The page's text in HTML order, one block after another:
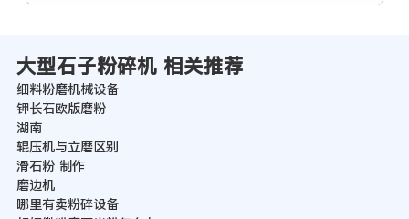
大型石子粉碎机 相关推荐
细料粉磨机械设备
钾长石欧版磨粉
湖南
辊压机与立磨区别
滑石粉 制作
磨边机
哪里有卖粉碎设备